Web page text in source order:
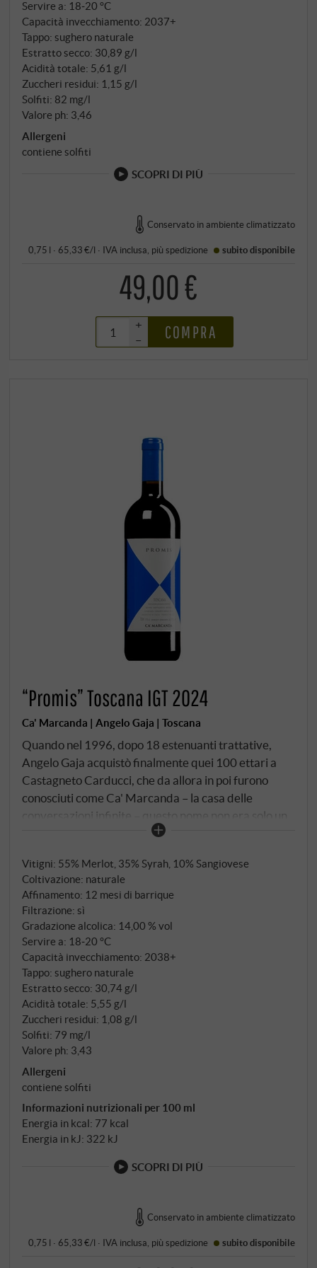
Servire a: 18‑20 °C
Capacità invecchiamento: 2037+
Tappo: sughero naturale
Estratto secco: 30,89 g/l
Acidità totale: 5,61 g/l
Zuccheri residui: 1,15 g/l
Solfiti: 82 mg/l
Valore ph: 3,46
Allergeni
contiene solfiti
SCOPRI DI PIÙ
Conservato in ambiente climatizzato
0,75 l · 65,33 €/l · IVA inclusa, piùspedizione subito disponibile
49,00 €
+
–
COMPRA
“Promis” Toscana IGT 2024
Ca' Marcanda | Angelo Gaja | Toscana
Quando nel 1996, dopo 18 estenuanti trattative,
Angelo Gaja acquistò finalmente quei 100 ettari a
Castagneto Carducci, che da allora in poi furono
conosciuti come Ca' Marcanda – la casa delle
conversazioni infinite – questo nome non era solo un
gioco di parole. Era la promessa di un visionario che
scrivere la sua prossima leggenda sulla costa
toscana.
Vitigni: 55% Merlot, 35% Syrah, 10% Sangiovese
Coltivazione: naturale
Affinamento: 12 mesi di barrique
Filtrazione: sì
Gradazione alcolica: 14,00 % vol
Servire a: 18‑20 °C
Capacità invecchiamento: 2038+
Tappo: sughero naturale
Estratto secco: 30,74 g/l
Acidità totale: 5,55 g/l
Zuccheri residui: 1,08 g/l
Solfiti: 79 mg/l
Valore ph: 3,43
Allergeni
contiene solfiti
Informazioni nutrizionali per 100 ml
Energia in kcal: 77 kcal
Energia in kJ: 322 kJ
SCOPRI DI PIÙ
Conservato in ambiente climatizzato
0,75 l · 65,33 €/l · IVA inclusa, piùspedizione subito disponibile